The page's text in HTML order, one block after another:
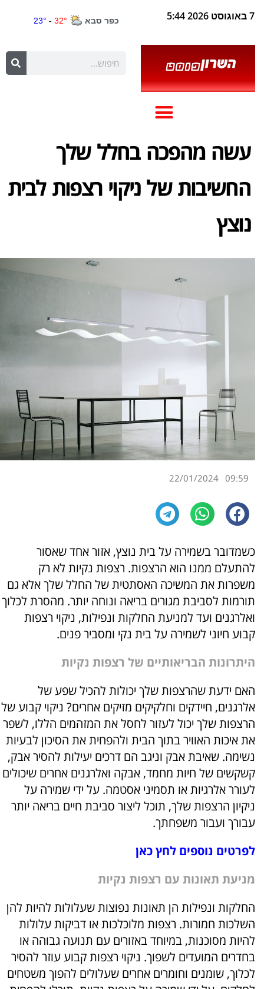
7 באוגוסט 2026 5:44
עשה מהפכה בחלל שלך
החשיבות של ניקוי רצפות לבית
נוצץ
09:59
22/01/2024
כשמדובר בשמירה על בית נוצץ, אזור אחד שאסור
להתעלם ממנו הוא הרצפות. רצפות נקיות לא רק
משפרות את המשיכה האסתטית של החלל שלך אלא גם
תורמות לסביבת מגורים בריאה ונוחה יותר. מהסרת לכלוך
ואלרגנים ועד למניעת החלקות ונפילות, ניקוי רצפות
קבוע חיוני לשמירה על בית נקי ומסביר פנים.
היתרונות הבריאותיים של רצפות נקיות
האם ידעת שהרצפות שלך יכולות להכיל שפע של
אלרגנים, חיידקים וחלקיקים מזיקים אחרים? ניקוי קבוע של
הרצפות שלך יכול לעזור לחסל את המזהמים הללו, לשפר
את איכות האוויר בתוך הבית ולהפחית את הסיכון לבעיות
נשימה. שאיבת אבק וניגב הם דרכים יעילות להסיר אבק,
קשקשים של חיות מחמד, אבקה ואלרגנים אחרים שיכולים
לעורר אלרגיות או תסמיני אסטמה. על ידי שמירה על
ניקיון הרצפות שלך, תוכל ליצור סביבת חיים בריאה יותר
עבורך ועבור משפחתך.
לפרטים נוספים לחץ כאן
מניעת תאונות עם רצפות נקיות
החלקות ונפילות הן תאונות נפוצות שעלולות להיות להן
השלכות חמורות. רצפות מלוכלכות או דביקות עלולות
להיות מסוכנות, במיוחד באזורים עם תנועה גבוהה או
בחדרים המועדים לשפוך. ניקוי רצפות קבוע עוזר להסיר
לכלוך, שומנים וחומרים אחרים שעלולים להפוך משטחים